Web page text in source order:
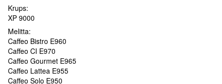
Krups:
XP 9000
Melitta:
Caffeo Bistro E960
Caffeo CI E970
Caffeo Gourmet E965
Caffeo Lattea E955
Caffeo Solo E950